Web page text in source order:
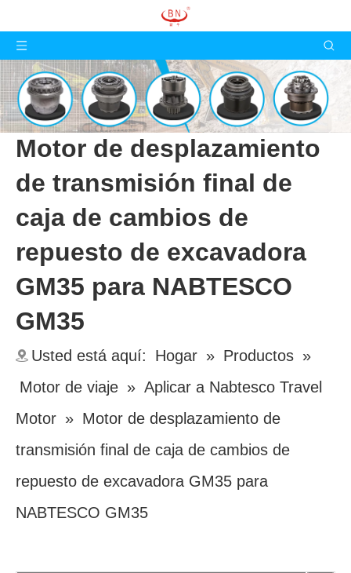
Motor de desplazamiento
de transmisión final de
caja de cambios de
repuesto de excavadora
GM35 para NABTESCO
GM35
Usted está aquí: Hogar » Productos »
Motor de viaje » Aplicar a Nabtesco Travel
Motor » Motor de desplazamiento de
transmisión final de caja de cambios de
repuesto de excavadora GM35 para
NABTESCO GM35